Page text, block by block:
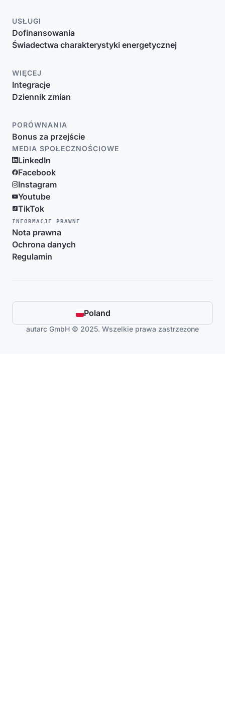
USŁUGI
Dofinansowania
Świadectwa charakterystyki energetycznej
WIĘCEJ
Integracje
Dziennik zmian
PORÓWNANIA
Bonus za przejście
MEDIA SPOŁECZNOŚCIOWE
LinkedIn
Facebook
Instagram
Youtube
TikTok
INFORMACJE PRAWNE
Nota prawna
Ochrona danych
Regulamin
Poland
autarc GmbH © 2025. Wszelkie prawa zastrzeżone